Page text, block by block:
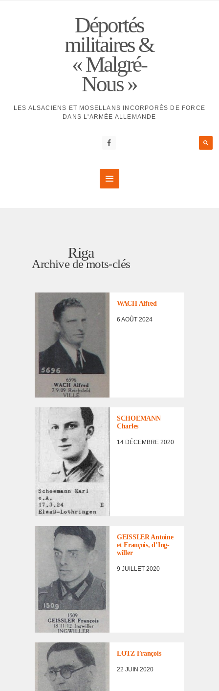
Déportés
militaires &
« Malgré-
Nous »
LES ALSACIENS ET MOSELLANS INCORPORÉS DE FORCE
DANS L'ARMÉE ALLEMANDE
Riga
Archive de mots-clés
WACH Alfred
6 AOÛT 2024
LISTE DES NON
RENTRÉS
SCHOEMANN
Charles
14 DÉCEMBRE 2020
LISTE DES NON
RENTRÉS ,
PORTRAITS
D'INCORPORÉS
FORCE/DÉPORTÉS
MILITAIRES
GEISSLER Antoine
et François, d’Ing­
willer
9 JUILLET 2020
LISTE DES NON
RENTRÉS ,
PORTRAITS
D'INCORPORÉS
FORCE/DÉPORTÉS
MILITAIRES
LOTZ François
22 JUIN 2020